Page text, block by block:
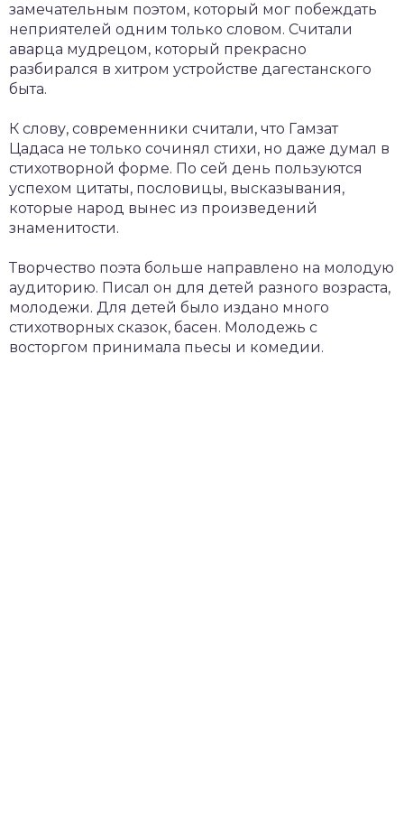
замечательным поэтом, который мог побеждать
неприятелей одним только словом. Считали
аварца мудрецом, который прекрасно
разбирался в хитром устройстве дагестанского
быта.
К слову, современники считали, что Гамзат
Цадаса не только сочинял стихи, но даже думал в
стихотворной форме. По сей день пользуются
успехом цитаты, пословицы, высказывания,
которые народ вынес из произведений
знаменитости.
Творчество поэта больше направлено на молодую
аудиторию. Писал он для детей разного возраста,
молодежи. Для детей было издано много
стихотворных сказок, басен. Молодежь с
восторгом принимала пьесы и комедии.